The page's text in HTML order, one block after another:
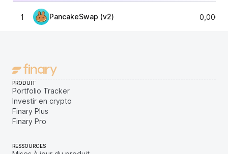
1 PancakeSwap (v2)
PRODUIT
Portfolio Tracker
Investir en crypto
Finary Plus
Finary Pro
RESSOURCES